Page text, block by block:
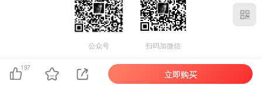
公众号 扫码加微信
197
立即购买